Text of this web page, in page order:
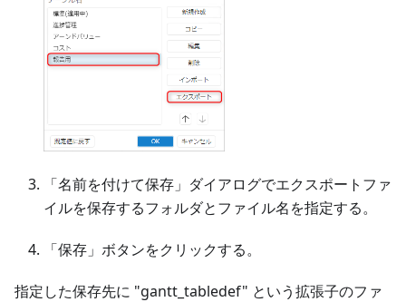
「名前を付けて保存」ダイアログでエクスポートファ
イルを保存するフォルダとファイル名を指定する。
「保存」ボタンをクリックする。
指定した保存先に "gantt_tabledef" という拡張子のファ